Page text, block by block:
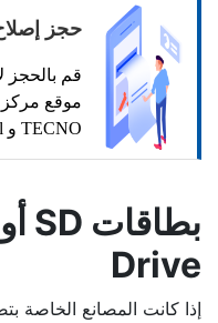
حجز
قم بالحجز
TECNO و itel
Drive
إذا كانت المصانع الخاصة